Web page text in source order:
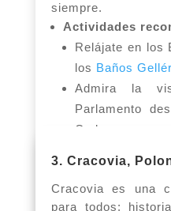
siempre.
Actividades
Relájate en los
los Baños
Admira la
Parlamento
Cadenas.
famosos «ruin
3. Cracovia,
Cracovia es una
para todos: